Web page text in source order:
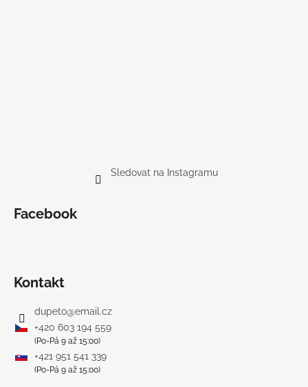
Sledovat na Instagramu
Facebook
Kontakt
dupeto@email.cz
+420 603 194 559
(Po-Pá 9 až 15:00)
+421 951 541 339
(Po-Pá 9 až 15:00)